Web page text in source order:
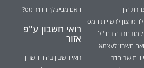
הון
מרצון לרשויות המס
חברה בחו"ל
חשבון לעצמאי
תושב חוזר
האם מגיע לך החזר מס?
רואי חשבון ע"פ
אזור
רואי חשבון בהוד השרון